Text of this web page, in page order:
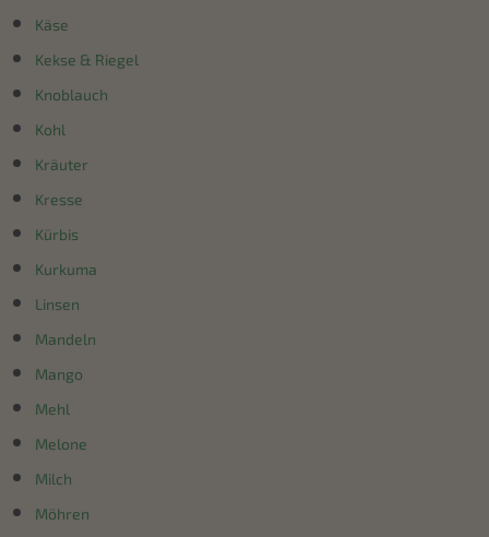
Käse
Kekse & Riegel
Knoblauch
Kohl
Kräuter
Kresse
Kürbis
Kurkuma
Linsen
Mandeln
Mango
Mehl
Melone
Milch
Möhren